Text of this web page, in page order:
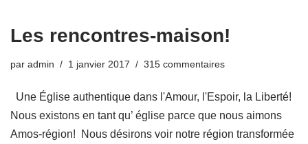
Les rencontres-maison!
par admin 1 janvier 2017 315 commentaires
Une Église authentique dans l'Amour, l'Espoir, la Liberté!
Nous existons en tant qu’ église parce que nous aimons
Amos-région! Nous désirons voir notre région transformée